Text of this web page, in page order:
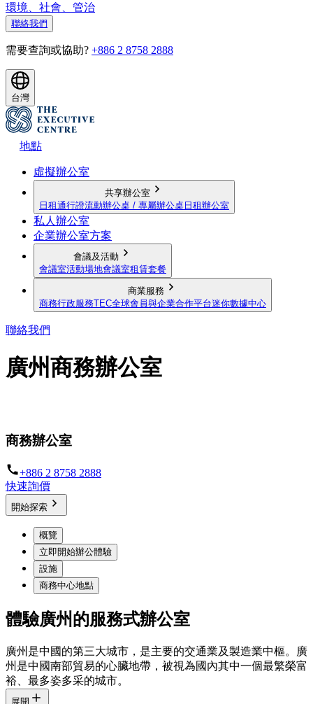
環境、社會、管治
聯絡我們
需要查詢或協助? +886 2 8758 2888
台灣
地點
虛擬辦公室
共享辦公室
日租通行證流動辦公桌 / 專屬辦公桌 日租辦公室
私人辦公室
企業辦公室方案
會議及活動
會議室活動場地會議室租賃套餐
商業服務
商務行政服務TEC全球會員與企業合作平台迷你數據中心
聯絡我們
廣州商務辦公室
商務辦公室
+886 2 8758 2888
快速詢價
開始探索
概覽
立即開始辦公體驗
設施
商務中心地點
體驗廣州的服務式辦公室
廣州是中國的第三大城市，是主要的交通業及製造業中樞。廣
州是中國南部貿易的心臟地帶，被視為國內其中一個最繁榮富
裕、最多姿多采的城市。
展開